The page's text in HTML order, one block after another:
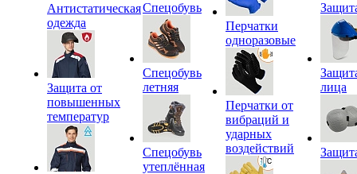
Антистатическая
одежда
Защита от
повышенных
температур
Спецобувь
Спецобувь
летняя
Спецобувь
утеплённая
Перчатки
одноразовые
Перчатки от
вибраций и
ударных
воздействий
лица